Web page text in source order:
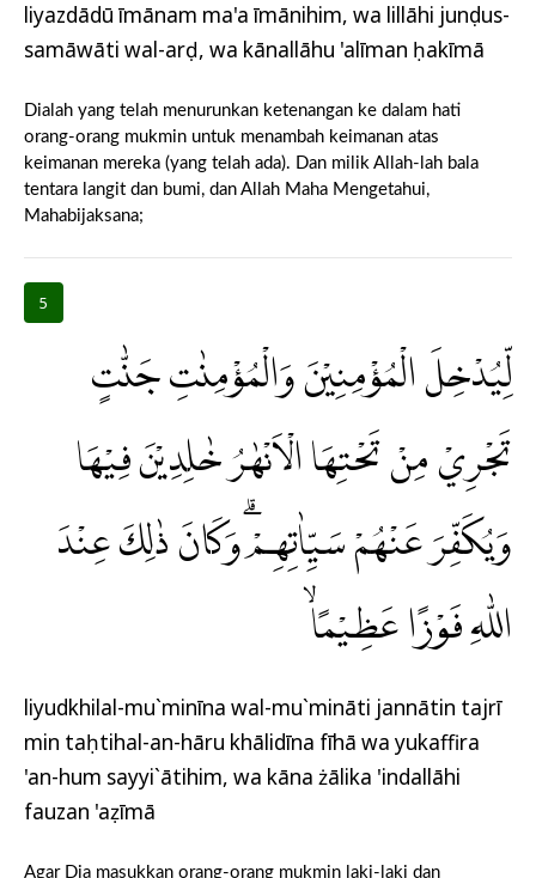
liyazdādū īmānam ma'a īmānihim, wa lillāhi junụdus-
samāwāti wal-arḍ, wa kānallāhu 'alīman ḥakīmā
Dialah yang telah menurunkan ketenangan ke dalam hati
orang-orang mukmin untuk menambah keimanan atas
keimanan mereka (yang telah ada). Dan milik Allah-lah bala
tentara langit dan bumi, dan Allah Maha Mengetahui,
Mahabijaksana;
5
لِّيُدْخِلَ الْمُؤْمِنِيْنَ وَالْمُؤْمِنٰتِ جَنّٰتٍ
تَجْرِيْ مِنْ تَحْتِهَا الْاَنْهٰرُ خٰلِدِيْنَ فِيْهَا
وَيُكَفِّرَ عَنْهُمْ سَيِّاٰتِهِمْۗ وَكَانَ ذٰلِكَ عِنْدَ
اللّٰهِ فَوْزًا عَظِيْمًاۙ
liyudkhilal-mu`minīna wal-mu`mināti jannātin tajrī
min taḥtihal-an-hāru khālidīna fīhā wa yukaffira
'an-hum sayyi`ātihim, wa kāna żālika 'indallāhi
fauzan 'aẓīmā
Agar Dia masukkan orang-orang mukmin laki-laki dan